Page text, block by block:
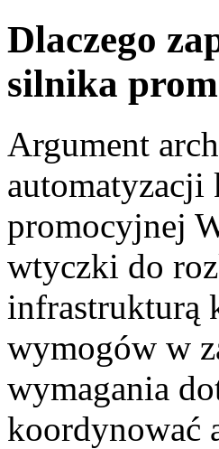
Dlaczego
silnika
Argument
automatyzacji
promocyjnej
wtyczki do
infrastrukturą
wymogów w
wymagania
koordynować